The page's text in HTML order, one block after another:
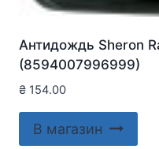
Антидождь Sheron
(8594007996999)
₴ 154.00
В магазин